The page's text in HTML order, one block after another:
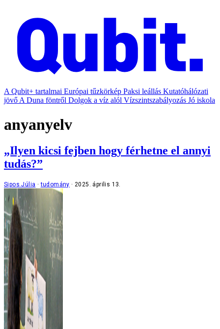
A Qubit+ tartalmai Európai tűzkörkép Paksi leállás Kutatóhálózati
jövő A Duna föntről Dolgok a víz alól Vízszintszabályozás Jó iskola
anyanyelv
„Ilyen kicsi fejben hogy férhetne el annyi
tudás?”
Sipos Júlia tudomány 2025. április 13.